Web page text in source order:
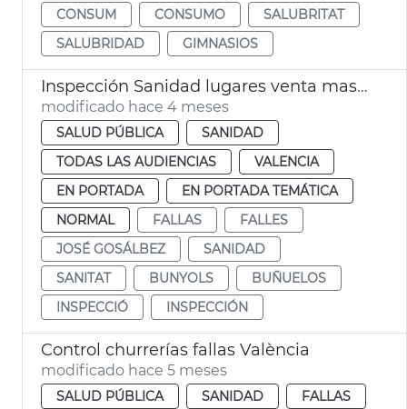
CONSUM
CONSUMO
SALUBRITAT
SALUBRIDAD
GIMNASIOS
Inspección Sanidad lugares venta masas fritas Fallas València
modificado hace 4 meses
SALUD PÚBLICA
SANIDAD
TODAS LAS AUDIENCIAS
VALENCIA
EN PORTADA
EN PORTADA TEMÁTICA
NORMAL
FALLAS
FALLES
JOSÉ GOSÁLBEZ
SANIDAD
SANITAT
BUNYOLS
BUÑUELOS
INSPECCIÓ
INSPECCIÓN
Control churrerías fallas València
modificado hace 5 meses
SALUD PÚBLICA SANIDAD FALLAS